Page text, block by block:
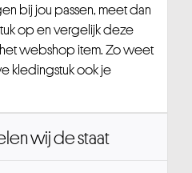
bij jou passen, meet dan
op en vergelijk deze
webshop item. Zo weet
kledingstuk ook je
wij de staat